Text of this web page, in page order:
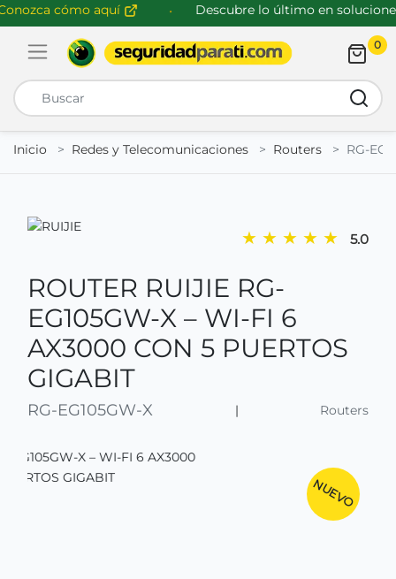
cómo aquí Descubre lo último en
Abrir menú de navegación
0
Inicio
Redes y Telecomunicaciones Routers RG-
★ ★ ★ ★ ★ 5.0
ROUTER RUIJIE RG-
EG105GW-X – WI-FI 6
AX3000 CON 5 PUERTOS
GIGABIT
RG-EG105GW-X | Routers
NUEVO